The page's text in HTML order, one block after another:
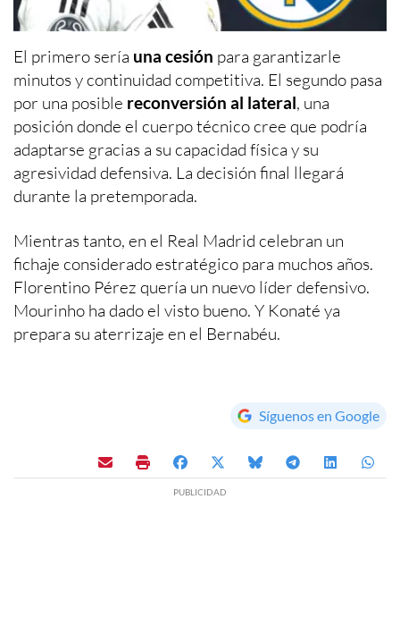
El primero sería una cesión para garantizarle
minutos y continuidad competitiva. El segundo pasa
por una posible reconversión al lateral, una
posición donde el cuerpo técnico cree que podría
adaptarse gracias a su capacidad física y su
agresividad defensiva. La decisión final llegará
durante la pretemporada.
Mientras tanto, en el Real Madrid celebran un
fichaje considerado estratégico para muchos años.
Florentino Pérez quería un nuevo líder defensivo.
Mourinho ha dado el visto bueno. Y Konaté ya
prepara su aterrizaje en el Bernabéu.
Síguenos en Google